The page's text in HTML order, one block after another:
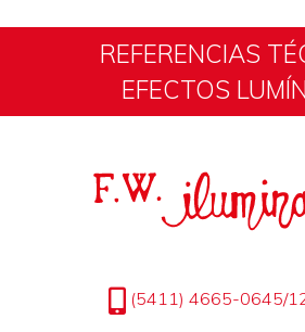
REFERENCIAS
EFECTOS
(5411) 4665-0645/